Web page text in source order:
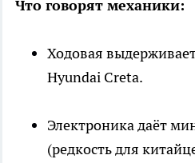
Что говорят механики:
Ходовая
Hyundai Creta.
Электроника даёт
(редкость для